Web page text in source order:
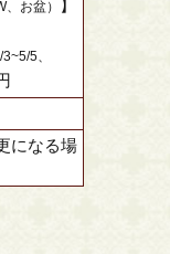
、お盆）
】
5、
になる場